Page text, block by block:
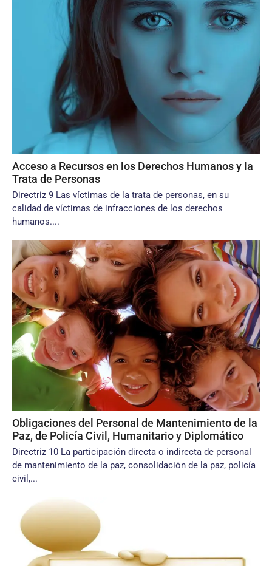
Acceso a Recursos en los Derechos Humanos y la
Trata de Personas
Directriz 9 Las víctimas de la trata de personas, en su
calidad de víctimas de infracciones de los derechos
humanos....
Obligaciones del Personal de Mantenimiento de la
Paz, de Policía Civil, Humanitario y Diplomático
Directriz 10 La participación directa o indirecta de personal
de mantenimiento de la paz, consolidación de la paz, policía
civil,...